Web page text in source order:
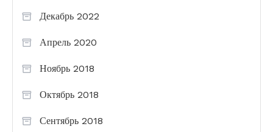
Декабрь 2022
Апрель 2020
Ноябрь 2018
Октябрь 2018
Сентябрь 2018